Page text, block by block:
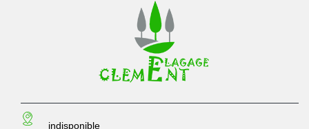
indisponible